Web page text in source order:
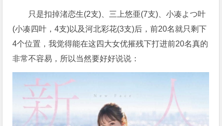
只是扣掉渚恋生(2支)、三上悠亜(7支)、小凑よつ叶
(小凑四叶，4支)以及河北彩花(3支)后，前20名就只剩下
4个位置，我觉得能在这四大女优摧残下打进前20名真的
非常不容易，所以当然要好好说说：